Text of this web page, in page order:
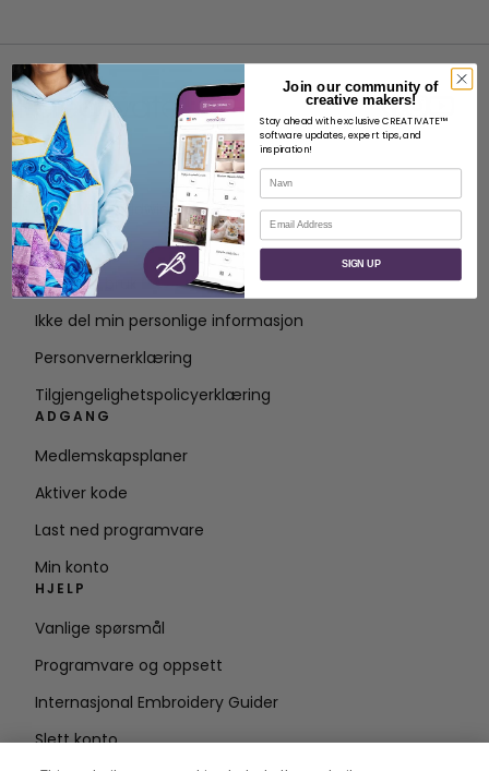
OM
Om SVP Worldwide
Kontakt
Vilkår for bruk
Ikke del min personlige informasjon
Personvernerklæring
Tilgjengelighetspolicyerklæring
ADGANG
Medlemskapsplaner
Aktiver kode
Last ned programvare
Min konto
HJELP
Vanlige spørsmål
Programvare og oppsett
Internasjonal Embroidery Guider
Slett konto
Join our community of
creative makers!
Stay ahead with exclusive CREATIVATE™
software updates, expert tips, and
inspiration!
Navn
E-post
SIGN UP